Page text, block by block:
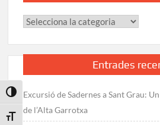
Toggle High Contrast
Toggle Font size
Categories
Entrades
Excursió de Sadernes a Sant Grau:
de l’Alta Garrotxa